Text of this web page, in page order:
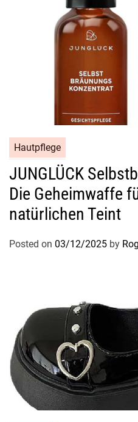
Hautpflege
JUNGLÜCK
Die Geheimwaffe
natürlichen Teint
Posted on 03/12/2025 by